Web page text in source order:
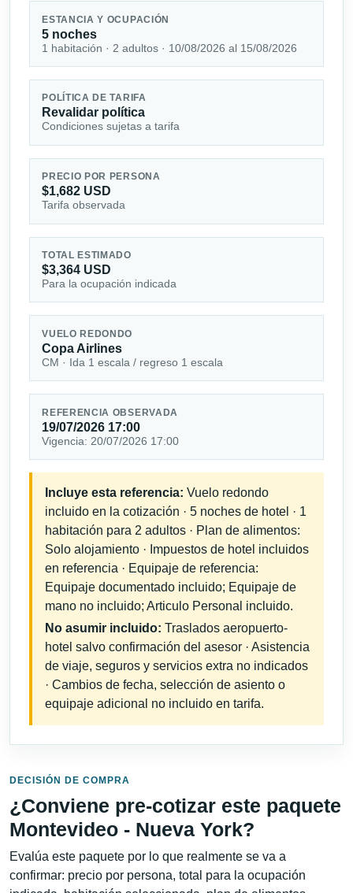
ESTANCIA Y OCUPACIÓN
5 noches
1 habitación · 2 adultos · 10/08/2026 al 15/08/2026
POLÍTICA DE TARIFA
Revalidar política
Condiciones sujetas a tarifa
PRECIO POR PERSONA
$1,682 USD
Tarifa observada
TOTAL ESTIMADO
$3,364 USD
Para la ocupación indicada
VUELO REDONDO
Copa Airlines
CM · Ida 1 escala / regreso 1 escala
REFERENCIA OBSERVADA
19/07/2026 17:00
Vigencia: 20/07/2026 17:00
Incluye esta referencia: Vuelo redondo
incluido en la cotización · 5 noches de hotel · 1
habitación para 2 adultos · Plan de alimentos:
Solo alojamiento · Impuestos de hotel incluidos
en referencia · Equipaje de referencia:
Equipaje documentado incluido; Equipaje de
mano no incluido; Articulo Personal incluido.
No asumir incluido: Traslados aeropuerto-
hotel salvo confirmación del asesor · Asistencia
de viaje, seguros y servicios extra no indicados
· Cambios de fecha, selección de asiento o
equipaje adicional no incluido en tarifa.
DECISIÓN DE COMPRA
¿Conviene pre-cotizar este paquete
Montevideo - Nueva York?
Evalúa este paquete por lo que realmente se va a
confirmar: precio por persona, total para la ocupación